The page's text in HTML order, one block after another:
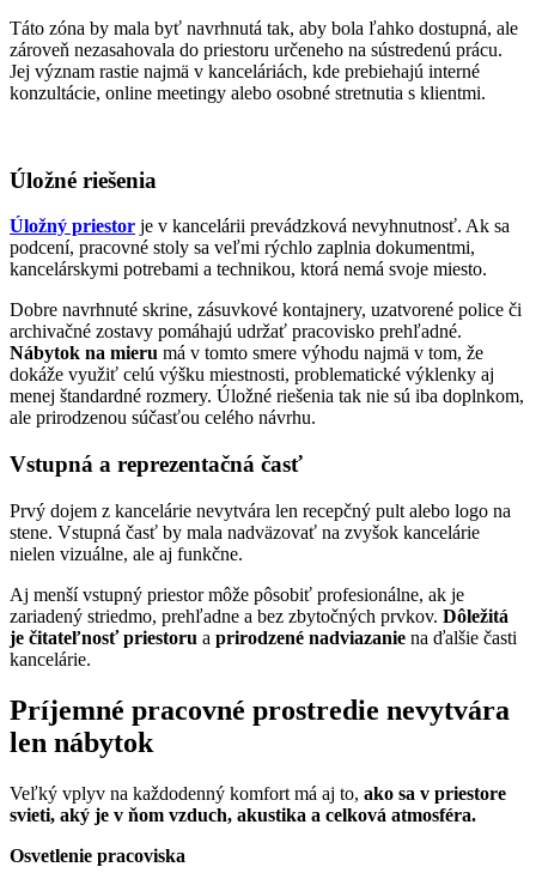
Táto zóna by mala byť navrhnutá tak, aby bola ľahko dostupná, ale
zároveň nezasahovala do priestoru určeneho na sústredenú prácu.
Jej význam rastie najmä v kanceláriách, kde prebiehajú interné
konzultácie, online meetingy alebo osobné stretnutia s klientmi.
Úložné riešenia
Úložný priestor je v kancelárii prevádzková nevyhnutnosť. Ak sa
podcení, pracovné stoly sa veľmi rýchlo zaplnia dokumentmi,
kancelárskymi potrebami a technikou, ktorá nemá svoje miesto.
Dobre navrhnuté skrine, zásuvkové kontajnery, uzatvorené police či
archivačné zostavy pomáhajú udržať pracovisko prehľadné.
Nábytok na mieru má v tomto smere výhodu najmä v tom, že
dokáže využiť celú výšku miestnosti, problematické výklenky aj
menej štandardné rozmery. Úložné riešenia tak nie sú iba doplnkom,
ale prirodzenou súčasťou celého návrhu.
Vstupná a reprezentačná časť
Prvý dojem z kancelárie nevytvára len recepčný pult alebo logo na
stene. Vstupná časť by mala nadväzovať na zvyšok kancelárie
nielen vizuálne, ale aj funkčne.
Aj menší vstupný priestor môže pôsobiť profesionálne, ak je
zariadený striedmo, prehľadne a bez zbytočných prvkov. Dôležitá
je čitateľnosť priestoru a prirodzené nadviazanie na ďalšie časti
kancelárie.
Príjemné pracovné prostredie nevytvára
len nábytok
Veľký vplyv na každodenný komfort má aj to, ako sa v priestore
svieti, aký je v ňom vzduch, akustika a celková atmosféra.
Osvetlenie pracoviska